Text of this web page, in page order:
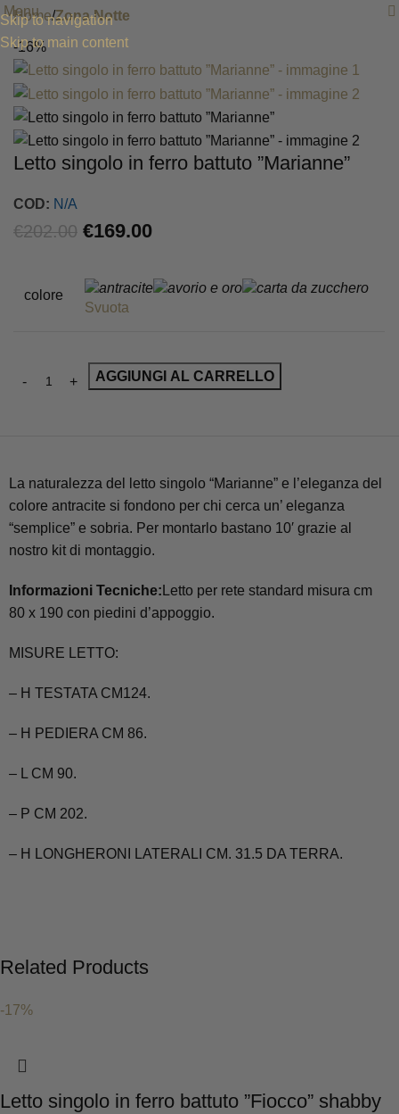
Skip to navigation
Skip to main content
Menu
Home Zona Notte
-16%
Letto singolo in ferro battuto ”Marianne”
COD: N/A
€202.00 €169.00
colore
Svuota
AGGIUNGI AL CARRELLO
La naturalezza del letto singolo “Marianne” e l’eleganza del
colore antracite si fondono per chi cerca un’ eleganza
“semplice” e sobria. Per montarlo bastano 10′ grazie al
nostro kit di montaggio.
Informazioni Tecniche: Letto per rete standard misura cm
80 x 190 con piedini d’appoggio.
MISURE LETTO:
– H TESTATA CM124.
– H PEDIERA CM 86.
– L CM 90.
– P CM 202.
– H LONGHERONI LATERALI CM. 31.5 DA TERRA.
Related Products
-17%
Letto singolo in ferro battuto ”Fiocco” shabby